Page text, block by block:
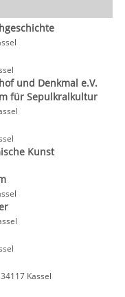
und Denkmal e.V.
für Sepulkralkultur
Kunst
Kassel